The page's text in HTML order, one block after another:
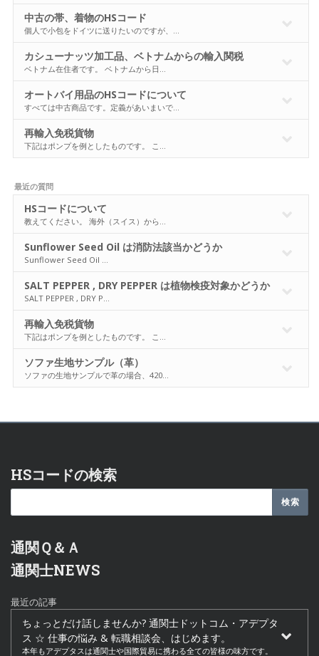
中古の帯、着物のHSコード
個人で小包をドイツに送りたいのですが、…
カシューナッツ加工品、ベトナムからの輸入関税
ベトナム在住者です。 ベトナムから日…
オートバイ用品のHSコードについて
すべては中古商品です。定義があいまいで…
再輸入免税貨物
下記はポンプを例としたものです。 こ…
最近の質問
HSコードについて
教えてください。 海外（スイス）から…
Sunflower Seed Oil は消防法該当かどうか
Sunflower Seed Oil …
SALT PEPPER , DRY PEPPER は植物検疫対象かどうか
SALT PEPPER , DRY P…
再輸入免税貨物
下記はポンプを例としたものです。 こ…
ソファ生地サンプル（革）
ソファの生地サンプルで革の場合、420…
HSコードの検索
通関Ｑ＆Ａ
通関士NEWS
最近の記事
ちょっとだけ話しませんか? 通関士ドットコム・アデプタ
ス ☆ 仕事の悩み & 転職相談会、はじめます。
本年もアデプタスは通関士や国際貿易に携わる全ての皆様の味方です。